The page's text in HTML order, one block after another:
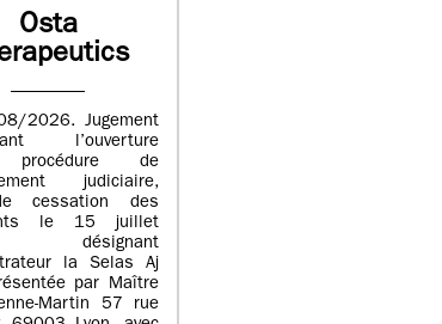
Osta
2026. Jugement
l’ouverture
procédure de
judiciaire,
cessation des
le 15 juillet
désignant
la Selas Aj
par Maître
Martin 57 rue